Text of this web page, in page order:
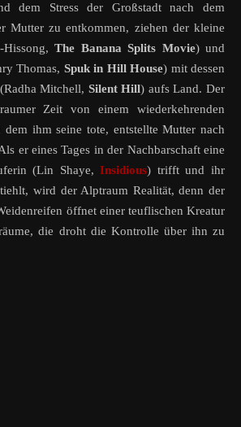
dem Stress der Großstadt nach dem
Mutter zu entkommen, ziehen der kleine
Hissong,The Banana Splits Movie) und
Thomas, Spuk in Hill House) mit dessen
Mitchell, Silent Hill) aufs Land. Der
Zeit von einem wiederkehrenden
ihm seine tote, entstellte Mutter nach
er eines Tages in der Nachbarschaft eine
(Lin Shaye,Insidious) trifft und ihr
wird der Alptraum Realität, denn der
öffnet einer teuflischen Kreatur
die droht die Kontrolle über ihn zu